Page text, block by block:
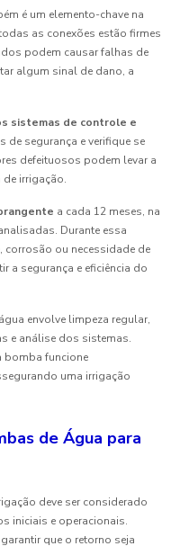
é um elemento-chave na
as conexões estão firmes
podem causar falhas de
algum sinal de dano, a
sistemas de controle e
de segurança e verifique se
defeituosos podem levar a
de irrigação.
a cada 12 meses, na
Durante essa
corrosão ou necessidade de
a segurança e eficiência do
envolve limpeza regular,
e análise dos sistemas.
bomba funcione
uma irrigação
de Água para
deve ser considerado
iniciais e operacionais.
que o retorno seja